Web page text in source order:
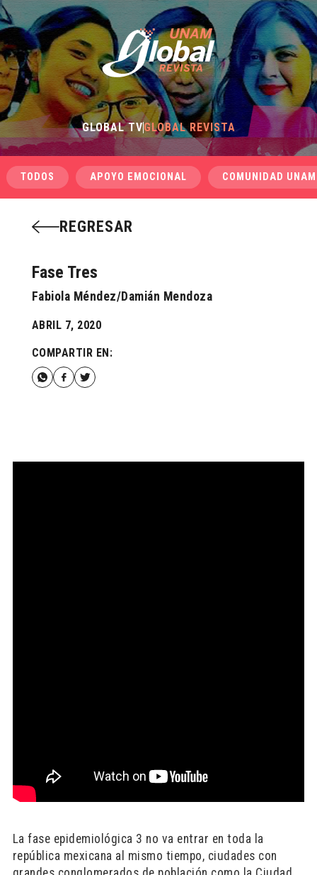
GLOBAL TVGLOBAL REVISTA
TODOS APOYO EMOCIONAL COMUNIDAD UNAM
REGRESAR
Fase Tres
Fabiola Méndez/Damián Mendoza
ABRIL 7, 2020
COMPARTIR EN:
La fase epidemiológica 3 no va entrar en toda la
república mexicana al mismo tiempo, ciudades con